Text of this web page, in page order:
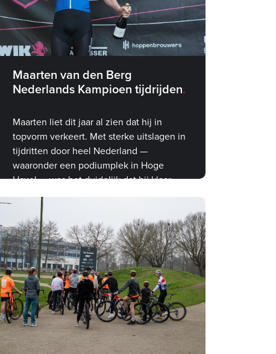
Maarten van den Berg
Nederlands Kampioen tijdrijden
Maarten liet dit jaar al zien dat hij in
topvorm verkeert. Met sterke uitslagen in
tijdritten door heel Nederland —
waaronder een podiumplek in Hoge
Hexel — was het duidelijk dat hij klaar
was voor iets groots. Het NK was de
ultieme bevestiging.